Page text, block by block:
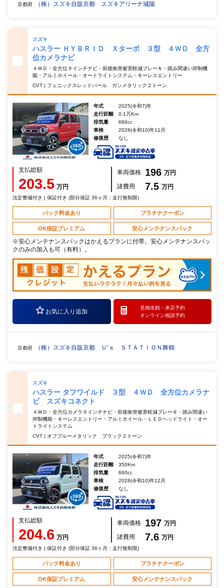
京都府 （株）スズキ自販京都 スズキアリーナ城陽
スズキ
ハスラー ＨＹＢＲＩＤ Ｘターボ ３型 ４ＷＤ 全方
位カメラナビ
４ＷＤ・全方位９インチナビ・前後衝突被害軽減ブレーキ・踏み間違い抑制機
能・アルミホイール・オートライトシステム・キーレスエントリー
CVT | フェニックスレッドパール ガンメタリック２トーン
年式
2025(令和7)年
走行距離
0.1万Km
排気量
660cc
車検
2028(令和10)年11月
修復歴
なし
支払総額
203.5 万円
車両価格 196 万円
諸費用
7.5 万円
法定整備付き | 保証付き (部分保証 36ヶ月：走行無制限)
パック料金あり プラチナクーポン
OK保証プレミアム 安心メンテナンスパック
※安心メンテナンスパックはかえるプランに付帯。安心メンテナンスパッ
クのみの加入も可（有料）。
お気に入り追加
見積依頼・ 来店予約
オンライン相談予約
京都府 （株）スズキ自販京都 Ｕ’ｓ ＳＴＡＴＩＯＮ舞鶴
スズキ
ハスラー タフワイルド ３型 ４ＷＤ 全方位カメラナ
ビ スズキコネクト
４ＷＤ・全方位カメラ９インチナビ・前後衝突被害軽減ブレーキ・踏み間違い
抑制機能・キーレスエントリー・アルミホイール・ＬＥＤヘッドライト・オー
トライトシステム
CVT | オフブルーメタリック ブラック２トーン
年式
2025(令和7)年
走行距離
350Km
排気量
660cc
車検
2028(令和10)年12月
修復歴
なし
支払総額
204.6 万円
車両価格 197 万円
諸費用
7.6 万円
法定整備付き | 保証付き (部分保証 36ヶ月：走行無制限)
パック料金あり プラチナクーポン
OK保証プレミアム 安心メンテナンスパック